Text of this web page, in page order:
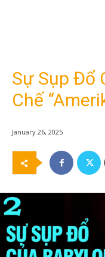
Sự Sụp Đổ
Chế
January 26, 2025